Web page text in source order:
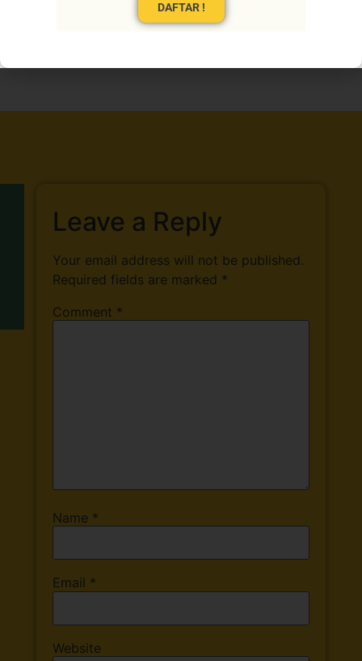
Leave a Reply
Your email address will not be published.
Required fields are marked *
Comment *
Name *
Email *
Website
DAFTAR !